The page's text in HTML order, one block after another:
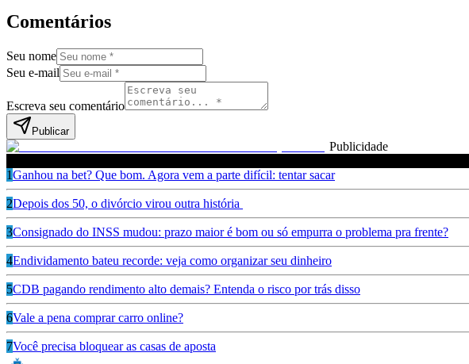
Comentários
Seu nome
Seu e-mail
Escreva seu comentário
Publicar
Publicidade
1Ganhou na bet? Que bom. Agora vem a parte difícil: tentar sacar
2Depois dos 50, o divórcio virou outra história
3Consignado do INSS mudou: prazo maior é bom ou só empurra o problema pra frente?
4Endividamento bateu recorde: veja como organizar seu dinheiro
5CDB pagando rendimento alto demais? Entenda o risco por trás disso
6Vale a pena comprar carro online?
7Você precisa bloquear as casas de aposta